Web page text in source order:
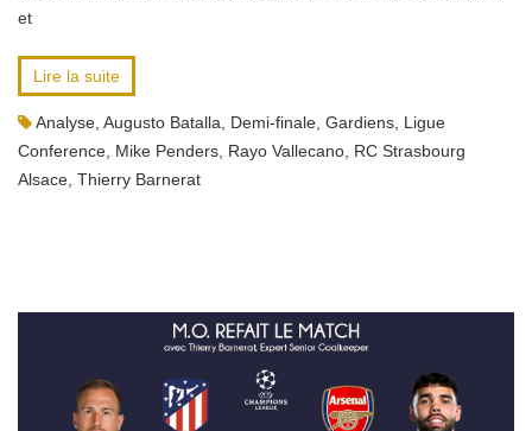
et
Lire la suite
Analyse Augusto Batalla Demi-finale Gardiens Ligue
Conference Mike Penders Rayo Vallecano RC Strasbourg
Alsace Thierry Barnerat